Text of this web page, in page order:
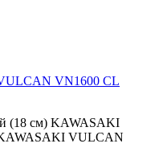
VN1600 CL
(18 см) KAWASAKI
VULCAN